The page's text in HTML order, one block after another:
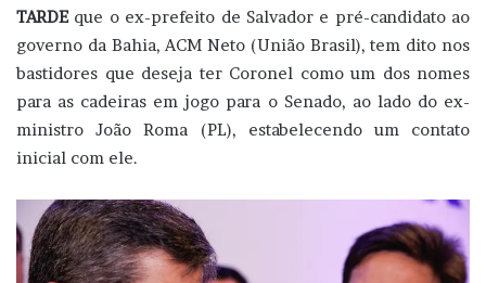
TARDEque o ex-prefeito de Salvador e pré-candidato ao
governo da Bahia, ACM Neto (União Brasil), tem dito nos
bastidores que deseja ter Coronel como um dos nomes
para as cadeiras em jogo para o Senado, ao lado do ex-
ministro João Roma (PL), estabelecendo um contato
inicial com ele.